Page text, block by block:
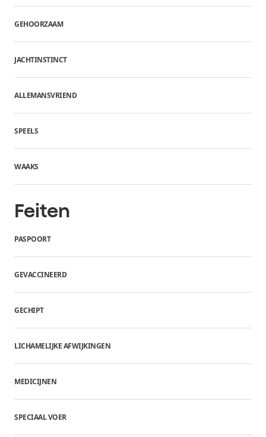
GEHOORZAAM
JACHTINSTINCT
ALLEMANSVRIEND
SPEELS
WAAKS
Feiten
PASPOORT
GEVACCINEERD
GECHIPT
LICHAMELIJKE AFWIJKINGEN
MEDICIJNEN
SPECIAAL VOER